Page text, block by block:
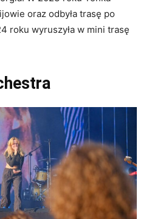
oraz odbyła trasę po
roku wyruszyła w mini trasę